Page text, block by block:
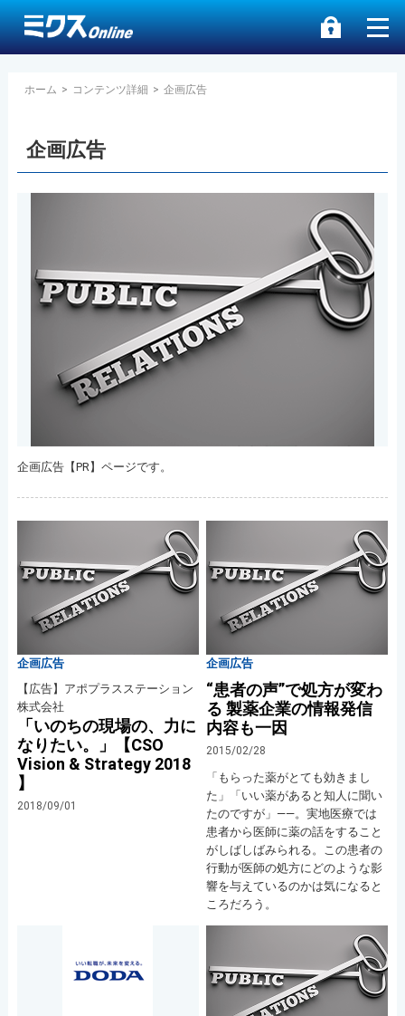
ホーム > コンテンツ詳細 > 企画広告
企画広告
企画広告【PR】ページです。
企画広告
【広告】アポプラスステーション
株式会社
「いのちの現場の、力に
なりたい。」【CSO
Vision & Strategy 2018
】
2018/09/01
企画広告
“患者の声”で処方が変わ
る 製薬企業の情報発信
内容も一因
2015/02/28
「もらった薬がとても効きまし
た」「いい薬があると知人に聞い
たのですが」――。実地医療では
患者から医師に薬の話をすること
がしばしばみられる。この患者の
行動が医師の処方にどのような影
響を与えているのかは気になると
ころだろう。